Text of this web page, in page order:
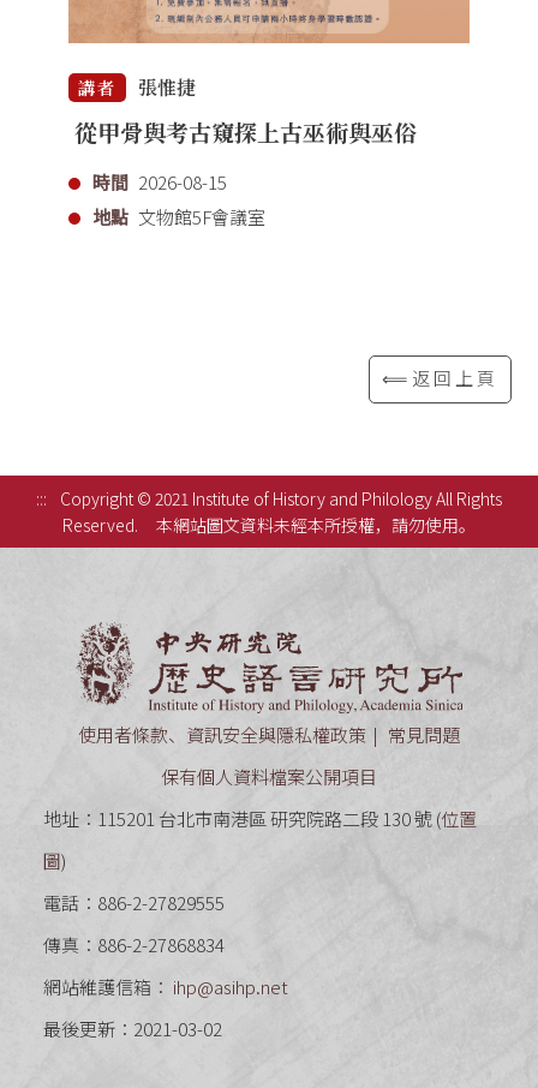
講者 張惟捷
從甲骨與考古窺探上古巫術與巫俗
時間 2026-08-15
地點 文物館5F會議室
⟸返回上頁
:::
Copyright © 2021 Institute of History and Philology All Rights
Reserved.
本網站圖文資料未經本所授權，請勿使用。
使用者條款、資訊安全與隱私權政策
常見問題
保有個人資料檔案公開項目
地址：115201 台北市南港區 研究院路二段 130 號 (位置
圖)
電話：886-2-27829555
傳真：886-2-27868834
網站維護信箱： ihp@asihp.net
最後更新：2021-03-02